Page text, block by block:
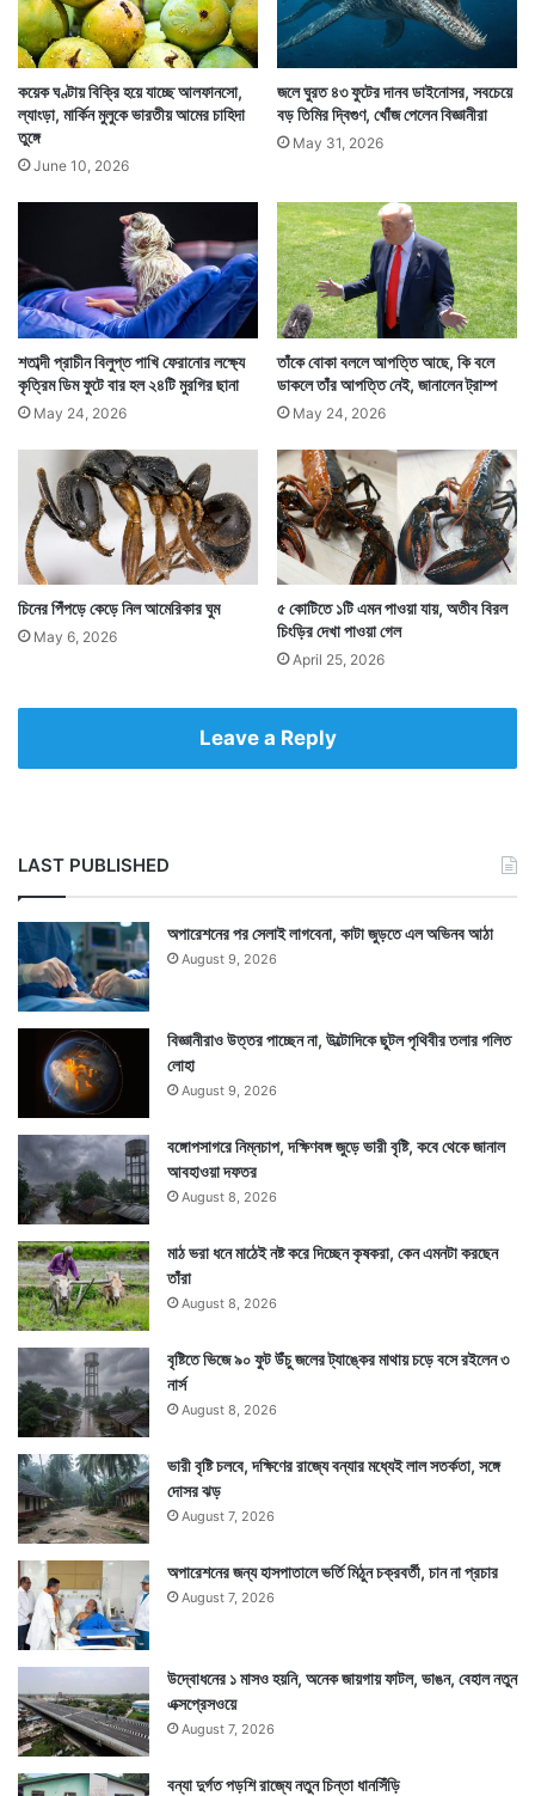
রক্ষী টিকিটটি দেখে কার্যত হতবাক হয়ে যান। জানান এ এক
দুষ্প্রাপ্য বস্তু।
খবর পেয়ে হাজির হন ডিজনিল্যান্ডের এক ম্যানেজার। তিনি সেই
টিকিটটি দেখে তার ওপর সই করে দেন। ওই টিকিটে এরপর
বিনামূল্যেই ডিজনিল্যান্ডে প্রবেশ করেন সাবরিনা। বাবার পাওয়া ৩৯
বছর আগের উপহার এতদিন পর মেয়ের মুখে হাসি ফোটাল। ঘটনাটি
ঘটেছে আমেরিকার ক্যালিফোর্নিয়ায়।
Tags California United States of America
কয়েক ঘণ্টায় বিক্রি হয়ে যাচ্ছে আলফানসো,
ল্যাংড়া, মার্কিন মুলুকে ভারতীয় আমের চাহিদা
তুঙ্গে
June 10, 2026
জলে ঘুরত ৪৩ ফুটের দানব ডাইনোসর, সবচেয়ে
বড় তিমির দ্বিগুণ, খোঁজ পেলেন বিজ্ঞানীরা
May 31, 2026
শতাব্দী প্রাচীন বিলুপ্ত পাখি ফেরানোর লক্ষ্যে
কৃত্রিম ডিম ফুটে বার হল ২৪টি মুরগির ছানা
May 24, 2026
তাঁকে বোকা বললে আপত্তি আছে, কি বলে
ডাকলে তাঁর আপত্তি নেই, জানালেন ট্রাম্প
May 24, 2026
চিনের পিঁপড়ে কেড়ে নিল আমেরিকার ঘুম
May 6, 2026
৫ কোটিতে ১টি এমন পাওয়া যায়, অতীব বিরল
চিংড়ির দেখা পাওয়া গেল
April 25, 2026
Leave a Reply
LAST PUBLISHED
অপারেশনের পর সেলাই লাগবেনা, কাটা জুড়তে এল অভিনব আঠা
August 9, 2026
বিজ্ঞানীরাও উত্তর পাচ্ছেন না, উল্টোদিকে ছুটল পৃথিবীর তলার গলিত
লোহা
August 9, 2026
বঙ্গোপসাগরে নিম্নচাপ, দক্ষিণবঙ্গ জুড়ে ভারী বৃষ্টি, কবে থেকে জানাল
আবহাওয়া দফতর
August 8, 2026
মাঠ ভরা ধনে মাঠেই নষ্ট করে দিচ্ছেন কৃষকরা, কেন এমনটা করছেন
তাঁরা
August 8, 2026
বৃষ্টিতে ভিজে ৯০ ফুট উঁচু জলের ট্যাঙ্কের মাথায় চড়ে বসে রইলেন ৩
নার্স
August 8, 2026
ভারী বৃষ্টি চলবে, দক্ষিণের রাজ্যে বন্যার মধ্যেই লাল সতর্কতা, সঙ্গে
দোসর ঝড়
August 7, 2026
অপারেশনের জন্য হাসপাতালে ভর্তি মিঠুন চক্রবর্তী, চান না প্রচার
August 7, 2026
উদ্বোধনের ১ মাসও হয়নি, অনেক জায়গায় ফাটল, ভাঙন, বেহাল নতুন
এক্সপ্রেসওয়ে
August 7, 2026
বন্যা দুর্গত পড়শি রাজ্যে নতুন চিন্তা ধানসিঁড়ি